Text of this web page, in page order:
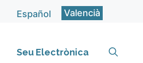
Español Valencià
Seu Electrònica